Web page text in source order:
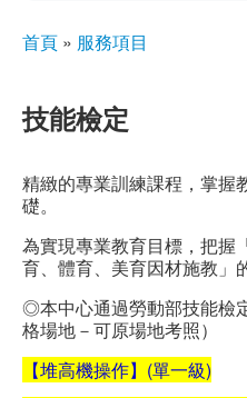
服務項目
公布欄
課程公告
職安測驗
您在這裡
首頁 » 服務項目
技能檢定
精緻的專業訓練課程，掌握
礎。
為實現專業教育目標，把握
育、體育、美育因材施教」
◎本中心通過勞動部技能檢
格場地－可原場地考照）
【堆高機操作】 (單一級)